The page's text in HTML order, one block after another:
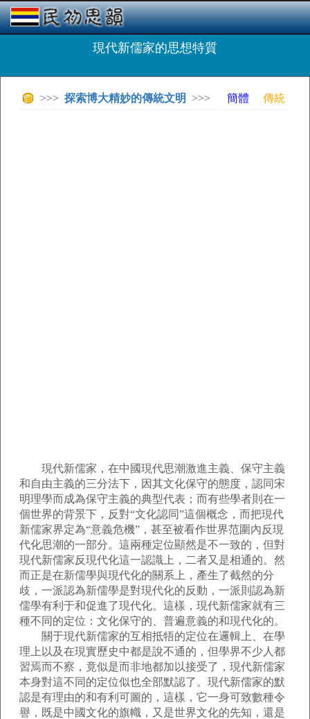
現代新儒家的思想特質
>>> 探索博大精妙的傳統文明 >>> 簡體 傳統
現代新儒家，在中國現代思潮激進主義、保守主義
和自由主義的三分法下，因其文化保守的態度，認同宋
明理學而成為保守主義的典型代表；而有些學者則在一
個世界的背景下，反對“文化認同”這個概念，而把現代
新儒家界定為“意義危機”，甚至被看作世界范圍內反現
代化思潮的一部分。這兩種定位顯然是不一致的，但對
現代新儒家反現代化這一認識上，二者又是相通的。然
而正是在新儒學與現代化的關系上，產生了截然的分
歧，一派認為新儒學是對現代化的反動，一派則認為新
儒學有利于和促進了現代化。這樣，現代新儒家就有三
種不同的定位：文化保守的、普遍意義的和現代化的。
關于現代新儒家的互相抵牾的定位在邏輯上、在學
理上以及在現實歷史中都是說不通的，但學界不少人都
習焉而不察，竟似是而非地都加以接受了，現代新儒家
本身對這不同的定位似也全部默認了。現代新儒家的默
認是有理由的和有利可圖的，這樣，它一身可致數種令
譽，既是中國文化的旗幟，又是世界文化的先知，還是